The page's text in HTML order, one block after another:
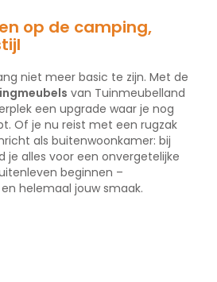
op de camping,
niet meer basic te zijn. Met de
van Tuinmeubelland
een upgrade waar je nog
Of je nu reist met een rugzak
als buitenwoonkamer: bij
je alles voor een onvergetelijke
beginnen –
helemaal jouw smaak.